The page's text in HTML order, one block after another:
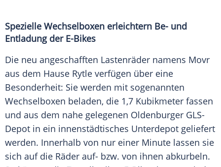
Spezielle Wechselboxen erleichtern Be- und
Entladungder E-Bikes
Die neu angeschafften Lastenräder namens Movr
aus dem Hause Rytle verfügen über eine
Besonderheit: Sie werden mit sogenannten
Wechselboxen beladen, die 1,7 Kubikmeter fassen
und aus dem nahe gelegenen Oldenburger GLS-
Depot in ein innenstädtisches Unterdepot geliefert
werden. Innerhalb von nur einer Minute lassen sie
sich auf die Räder auf- bzw. von ihnen abkurbeln.